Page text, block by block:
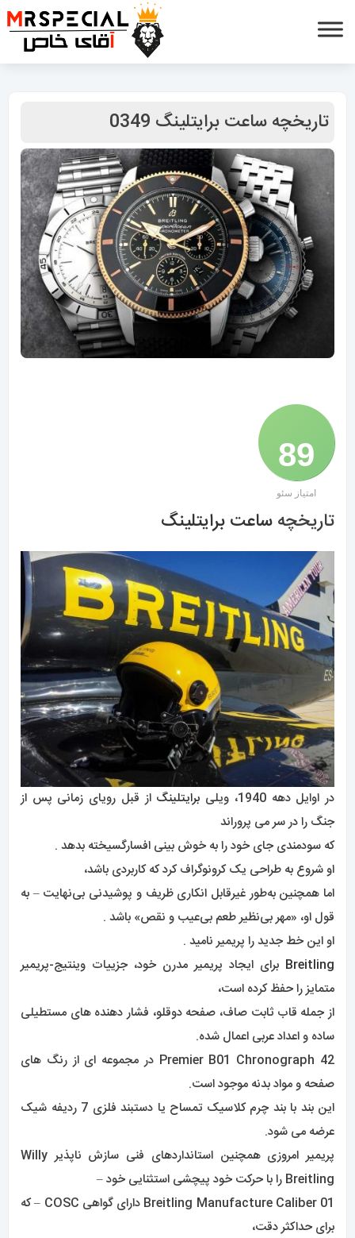
تاریخچه ساعت برایتلینگ 0349
89
/ 100
امتیاز سئو
تاریخچهساعت برایتلینگ
در اوایل دهه 1940، ویلی برایتلینگ از قبل رویای زمانی پس از
جنگ را در سر می پروراند
که سودمندی جای خود را به خوش بینی افسارگسیخته بدهد .
او شروع به طراحی یک کرونوگراف کرد که کاربردی باشد،
اما همچنین به‌طور غیرقابل انکاری ظریف و پوشیدنی بی‌نهایت – به
قول او، «مهر بی‌نظیر طعم بی‌عیب و نقص» باشد .
او این خط جدید را پریمیر نامید .
Breitling برای ایجاد پریمیر مدرن خود، جزییات وینتیج-پریمیر
متمایز را حفظ کرده است،
از جمله قاب ثابت صاف، صفحه دوقلو، فشار دهنده های مستطیلی
ساده و اعداد عربی اعمال شده.
Premier B01 Chronograph 42 در مجموعه ای از رنگ های
صفحه و مواد بدنه موجود است.
این بند با بند چرم کلاسیک تمساح یا دستبند فلزی 7 ردیفه شیک
عرضه می شود.
پریمیر امروزی همچنین استانداردهای فنی سازش ناپذیر Willy
Breitling را با حرکت خود پیچشی استثنایی خود –
Breitling Manufacture Caliber 01 دارای گواهی COSC – که
برای حداکثر دقت،